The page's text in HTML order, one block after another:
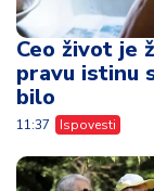
Ceo život je
pravu istinu
bilo
11:37 Ispovesti